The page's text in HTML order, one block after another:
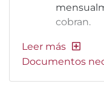
cobran.
Documentos